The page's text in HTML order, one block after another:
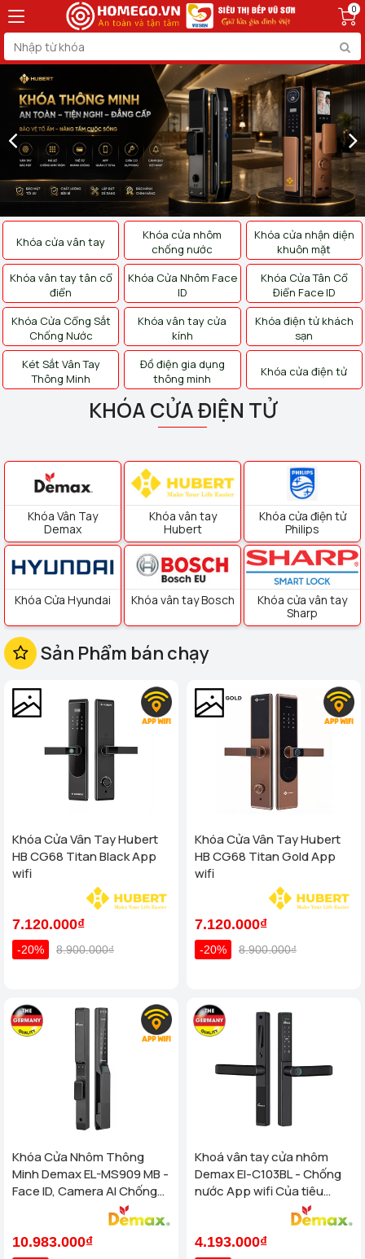
0
Khóa cửa vân tay
Khóa cửa nhôm
chống nước
Khóa cửa nhận diện
khuôn mặt
Khóa vân tay tân cổ
điển
Khóa Cửa Nhôm Face
ID
Khóa Cửa Tân Cổ
Điển Face ID
Khóa Cửa Cổng Sắt
Chống Nước
Khóa vân tay cửa
kính
Khóa điện tử khách
sạn
Két Sắt Vân Tay
Thông Minh
Đồ điện gia dụng
thông minh
Khóa cửa điện tử
KHÓA CỬA ĐIỆN TỬ
Khóa Vân Tay
Demax
Khóa Cửa Hyundai
Khóa vân tay
Hubert
Khóa vân tay Bosch
Khóa cửa điện tử
Philips
Khóa cửa vân tay
Sharp
Sản Phẩm bán chạy
Khóa Cửa Vân Tay Hubert
HB CG68 Titan Black App
wifi
7.120.000₫
-20% 8.900.000₫
Khóa Cửa Vân Tay Hubert
HB CG68 Titan Gold App
wifi
7.120.000₫
-20% 8.900.000₫
Khóa Cửa Nhôm Thông
Minh Demax EL-MS909 MB -
Face ID, Camera AI Chống
Nước IP66 Cho Cửa Nhôm
10.983.000₫
Khoá vân tay cửa nhôm
Demax El-C103BL - Chống
nước App wifi Của tiêu
4.193.000₫